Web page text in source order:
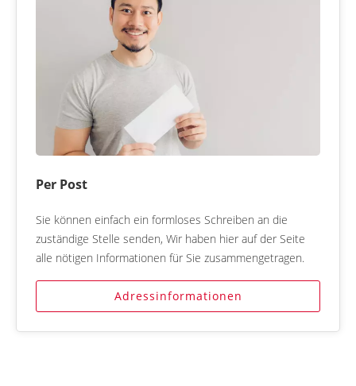
Per Post
Sie können einfach ein formloses Schreiben an die
zuständige Stelle senden, Wir haben hier auf der Seite
alle nötigen Informationen für Sie zusammengetragen.
Adressinformationen